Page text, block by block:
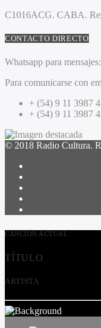
C1016ACG. CABA.
CONTACTO DIRECTO
Whatsapp para mensajes:
Para comunicarse con
+ (54) 9 11 3987
+ (54) 9 11 3987
© 2018 Radio Cultura.
CANCIÓN ACTUAL
TÍTULO
ARTISTA